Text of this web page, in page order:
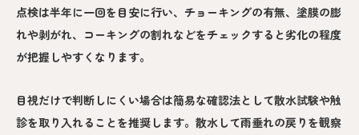
点検は半年に一回を目安に行い、チョーキングの有無、塗膜の膨
れや剥がれ、コーキングの割れなどをチェックすると劣化の程度
が把握しやすくなります。
目視だけで判断しにくい場合は簡易な確認法として散水試験や触
診を取り入れることを推奨します。散水して雨垂れの戻りを観察